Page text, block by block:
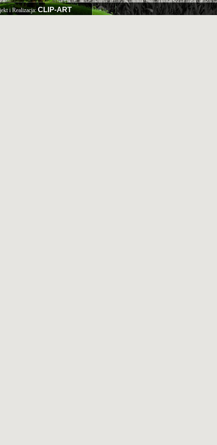
i Realizacja:CLIP-ART